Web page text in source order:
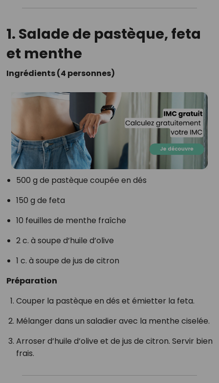
1. Salade de pastèque, feta
et menthe
Ingrédients (4 personnes)
500 g de pastèque coupée en dés
150 g de feta
10 feuilles de menthe fraîche
2 c. à soupe d’huile d’olive
1 c. à soupe de jus de citron
Préparation
Couper la pastèque en dés et émietter la feta.
Mélanger dans un saladier avec la menthe ciselée.
Arroser d’huile d’olive et de jus de citron. Servir bien
frais.